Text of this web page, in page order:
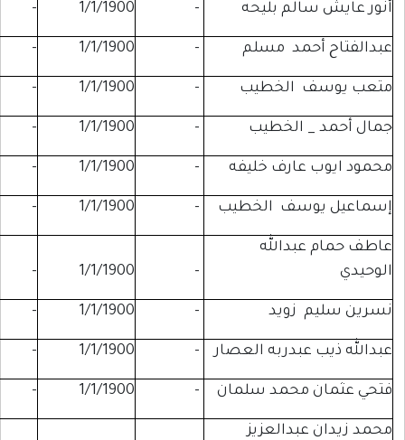
بليحه -
1/1/1900
-
مسلم -
1/1/1900
-
-
1/1/1900
-
-
1/1/1900
-
خليفه -
1/1/1900
-
الخطيب -
1/1/1900
-
1/1/1900
-
-
1/1/1900
-
العصار -
1/1/1900
-
سلمان -
1/1/1900
-